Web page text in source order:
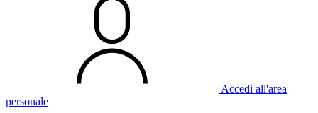
Accedi all'area
personale